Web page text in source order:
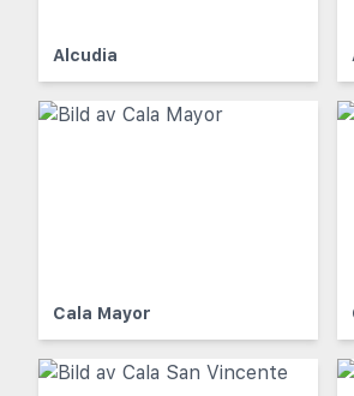
Alcudia
Cala Mayor